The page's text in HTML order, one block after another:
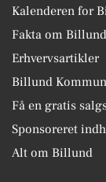
Kalenderen for
Fakta om Billund
Erhvervsartikler
Billund
Få en gratis
Sponsoreret
Alt om Billund